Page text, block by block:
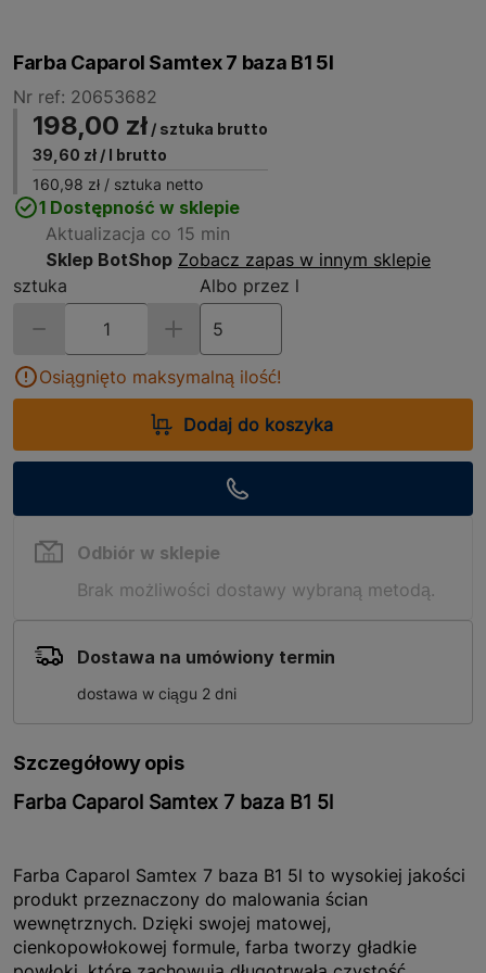
Farba Caparol Samtex 7 baza B1 5l
Nr ref: 20653682
198,00 zł / sztuka brutto
39,60 zł / l brutto
160,98 zł / sztuka netto
1 Dostępność w sklepie
Aktualizacja co 15 min
Sklep BotShop Zobacz zapas w innym sklepie
sztuka
Albo przez l
Osiągnięto maksymalną ilość!
Dodaj do koszyka
Odbiór w sklepie
Brak możliwości dostawy wybraną metodą.
Dostawa na umówiony termin
dostawa w ciągu 2 dni
Szczegółowy opis
Farba Caparol Samtex 7 baza B1 5l
Farba Caparol Samtex 7 baza B1 5l to wysokiej jakości
produkt przeznaczony do malowania ścian
wewnętrznych. Dzięki swojej matowej,
cienkopowłokowej formule, farba tworzy gładkie